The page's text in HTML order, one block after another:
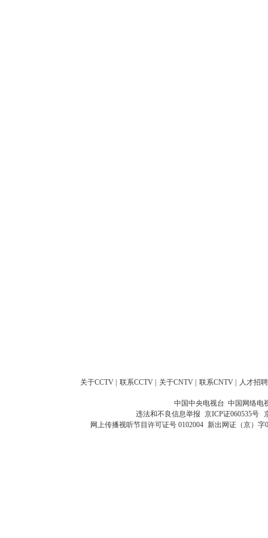
关于CCTV 联系CCTV 关于CNTV 联系CNTV 人才招聘
中国中央电视台 中国网络电
违法和不良信息举报 京ICP证060535号
网上传播视听节目许可证号 0102004 新出网证（京）